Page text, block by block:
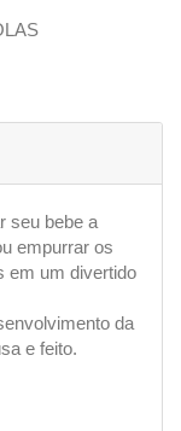
seu bebe a
empurrar os
em um divertido
da
e feito.